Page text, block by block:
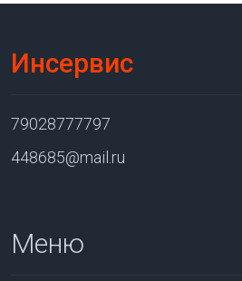
Инсервис
79028777797
448685@mail.ru
Меню